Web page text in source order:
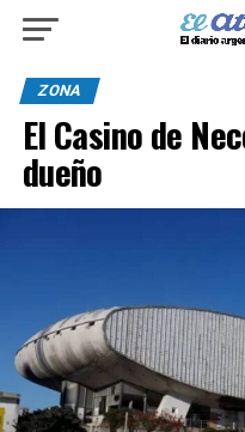
ZONA
El Casino de
dueño